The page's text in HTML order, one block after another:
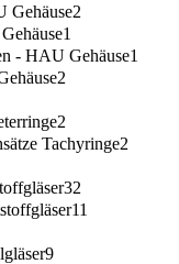
Gehäuse2
1
- HAU Gehäuse1
2
2
Tachyringe2
32
11
9